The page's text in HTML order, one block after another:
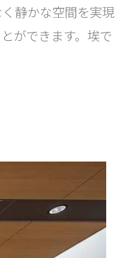
静かな空間を実現
ができます。埃で